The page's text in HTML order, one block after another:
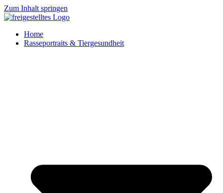
Zum Inhalt springen
Home
Rasseportraits & Tiergesundheit